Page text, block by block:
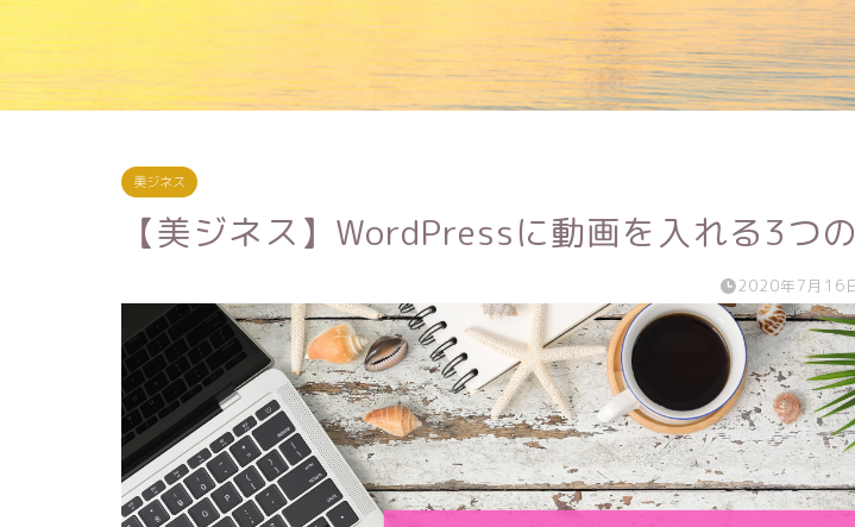
美ジネス
【美ジネス】WordPressに動画を入れる3つ
2020年7月16